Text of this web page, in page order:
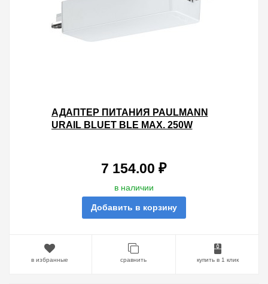
АДАПТЕР ПИТАНИЯ PAULMANN
URAIL BLUET BLE MAX. 250W
7 154.00 ₽
в наличии
Добавить в корзину
в избранные сравнить купить в 1 клик